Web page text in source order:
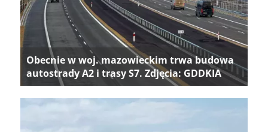
Obecnie w woj. mazowieckim trwa budowa
autostrady A2 i trasy S7. Zdjęcia: GDDKIA